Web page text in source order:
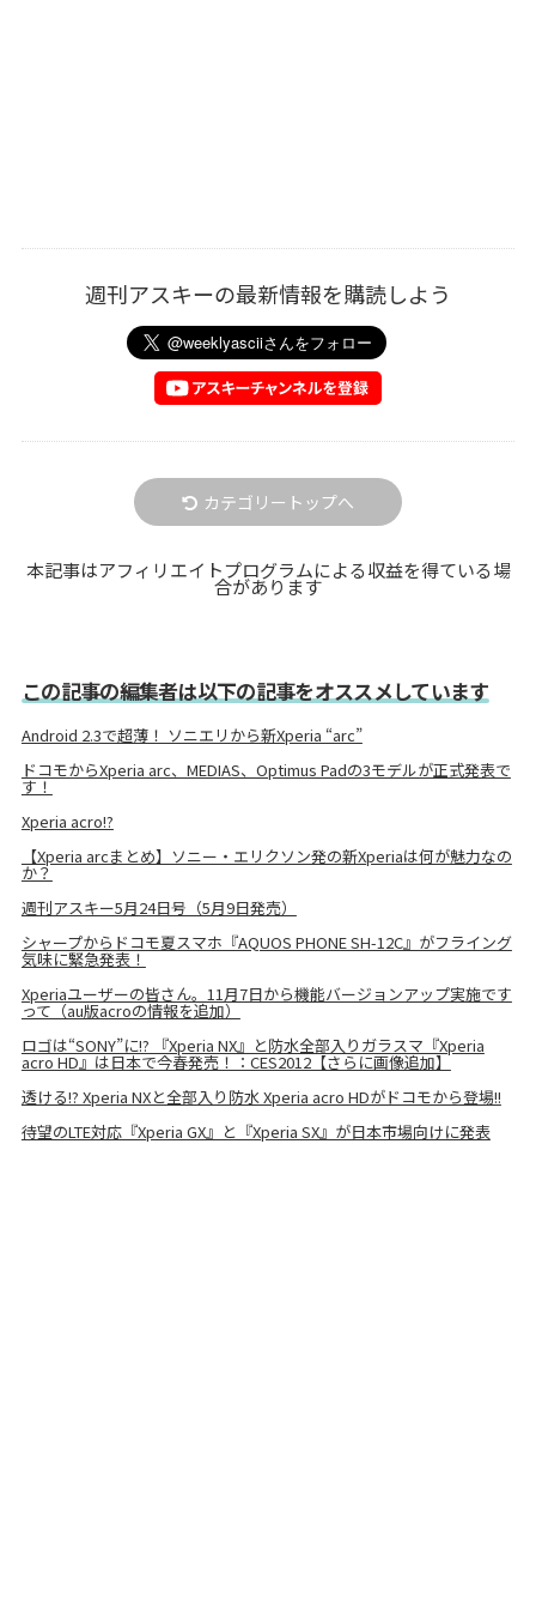
週刊アスキーの最新情報を購読しよう
カテゴリートップへ
本記事はアフィリエイトプログラムによる収益を得ている場
合があります
この記事の編集者は以下の記事をオススメしています
Android 2.3で超薄！ ソニエリから新Xperia “arc”
ドコモからXperia arc、MEDIAS、Optimus Padの3モデルが正式発表で
す！
Xperia acro!?
【Xperia arcまとめ】ソニー・エリクソン発の新Xperiaは何が魅力なの
か？
週刊アスキー5月24日号（5月9日発売）
シャープからドコモ夏スマホ『AQUOS PHONE SH-12C』がフライング
気味に緊急発表！
Xperiaユーザーの皆さん。11月7日から機能バージョンアップ実施です
って（au版acroの情報を追加）
ロゴは“SONY”に!? 『Xperia NX』と防水全部入りガラスマ『Xperia
acro HD』は日本で今春発売！：CES2012【さらに画像追加】
透ける!? Xperia NXと全部入り防水 Xperia acro HDがドコモから登場!!
待望のLTE対応『Xperia GX』と『Xperia SX』が日本市場向けに発表